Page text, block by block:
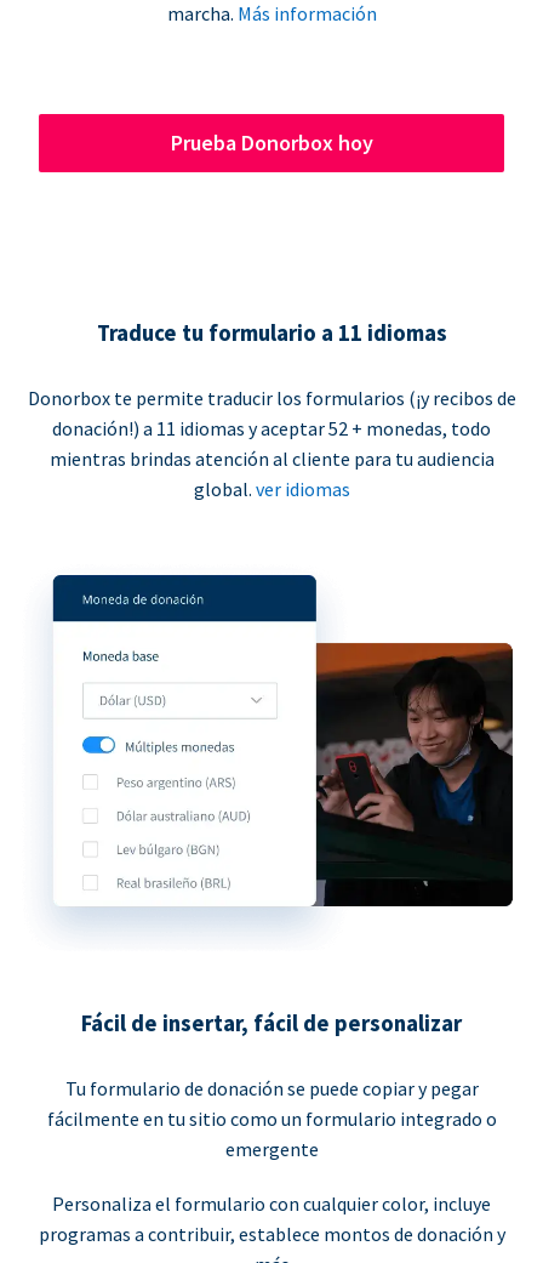
marcha. Más información
Prueba Donorbox hoy
Traduce tu formulario a 11 idiomas
Donorbox te permite traducir los formularios (¡y recibos de
donación!) a 11 idiomas y aceptar 52 + monedas, todo
mientras brindas atención al cliente para tu audiencia
global. ver idiomas
Fácil de insertar, fácil de personalizar
Tu formulario de donación se puede copiar y pegar
fácilmente en tu sitio como un formulario integrado o
emergente
Personaliza el formulario con cualquier color, incluye
programas a contribuir, establece montos de donación y